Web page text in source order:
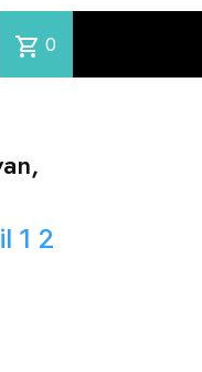
shopping_cart 0
1 2